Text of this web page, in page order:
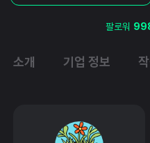
팔로워
소개 기업 정보